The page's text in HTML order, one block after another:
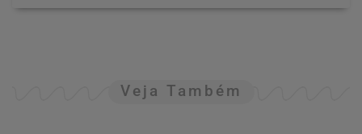
Veja Também